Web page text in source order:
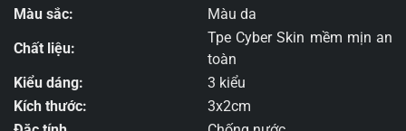
Màu sắc:
Màu da
Chất liệu:
Tpe Cyber Skin mềm mịn an
toàn
Kiểu dáng:
3 kiểu
Kích thước:
3x2cm